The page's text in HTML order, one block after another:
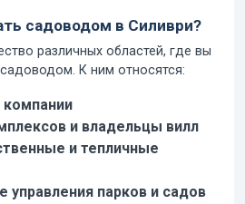
садоводом в Силиври?
различных областей, где вы
К ним относятся:
и владельцы вилл
и тепличные
управления парков и садов